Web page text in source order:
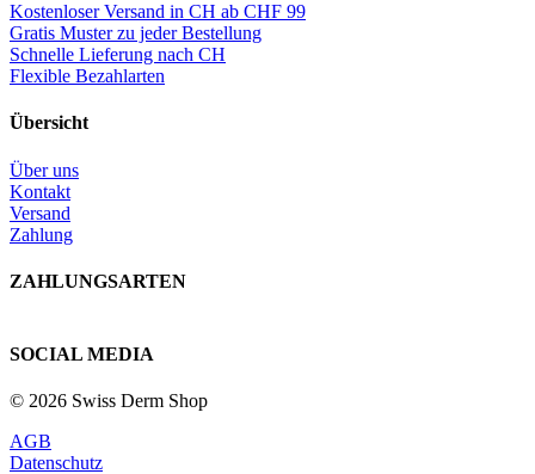
Kostenloser Versand in CH ab CHF 99
Gratis Muster zu jeder Bestellung
Schnelle Lieferung nach CH
Flexible Bezahlarten
Übersicht
Über uns
Kontakt
Versand
Zahlung
ZAHLUNGSARTEN
SOCIAL MEDIA
© 2026 Swiss Derm Shop
AGB
Datenschutz